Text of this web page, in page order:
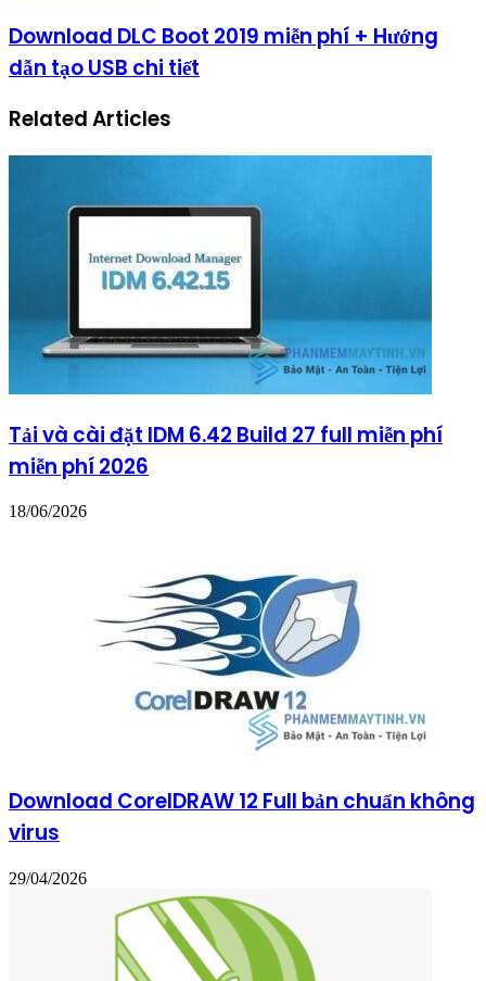
Download DLC Boot 2019 miễn phí + Hướng
dẫn tạo USB chi tiết
Related Articles
Tải và cài đặt IDM 6.42 Build 27 full miễn phí
miễn phí 2026
18/06/2026
Download CorelDRAW 12 Full bản chuẩn không
virus
29/04/2026